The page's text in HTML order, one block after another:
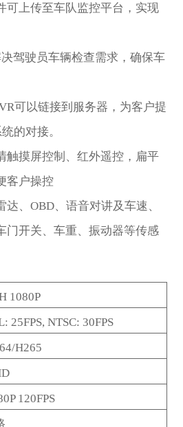
可上传至车队监控平台，实现
驾驶员车辆检查需求，确保车
可以链接到服务器，为客户提
的对接。
触摸屏控制、红外遥控，扁平
客户操控
达、OBD、语音对讲及车速、
门开关、车重、振动器等传感
1080P
25FPS, NTSC: 30FPS
H265
120FPS